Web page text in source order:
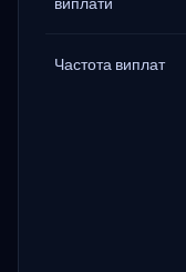
Частота виплат